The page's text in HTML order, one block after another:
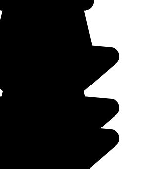
piensan de su estancia